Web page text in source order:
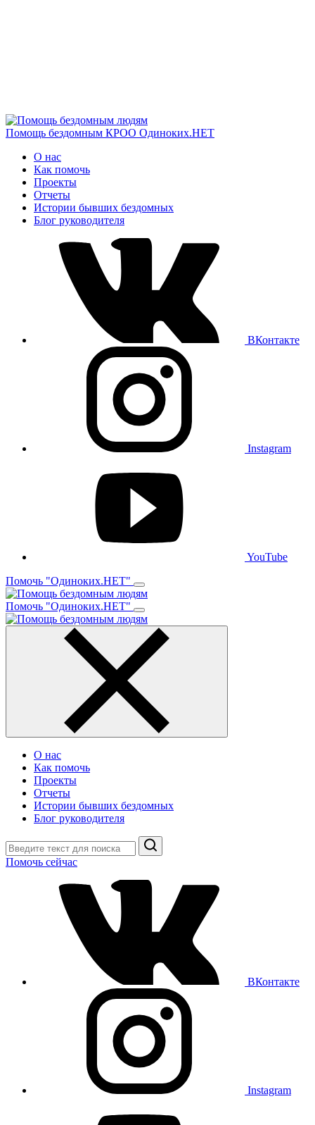
Помощь бездомным КРОО Одиноких.НЕТ
О нас
Как помочь
Проекты
Отчеты
Истории бывших бездомных
Блог руководителя
ВКонтакте
Instagram
YouTube
Помочь "Одиноких.НЕТ"
Помочь "Одиноких.НЕТ"
О нас
Как помочь
Проекты
Отчеты
Истории бывших бездомных
Блог руководителя
Поиск
Помочь сейчас
ВКонтакте
Instagram